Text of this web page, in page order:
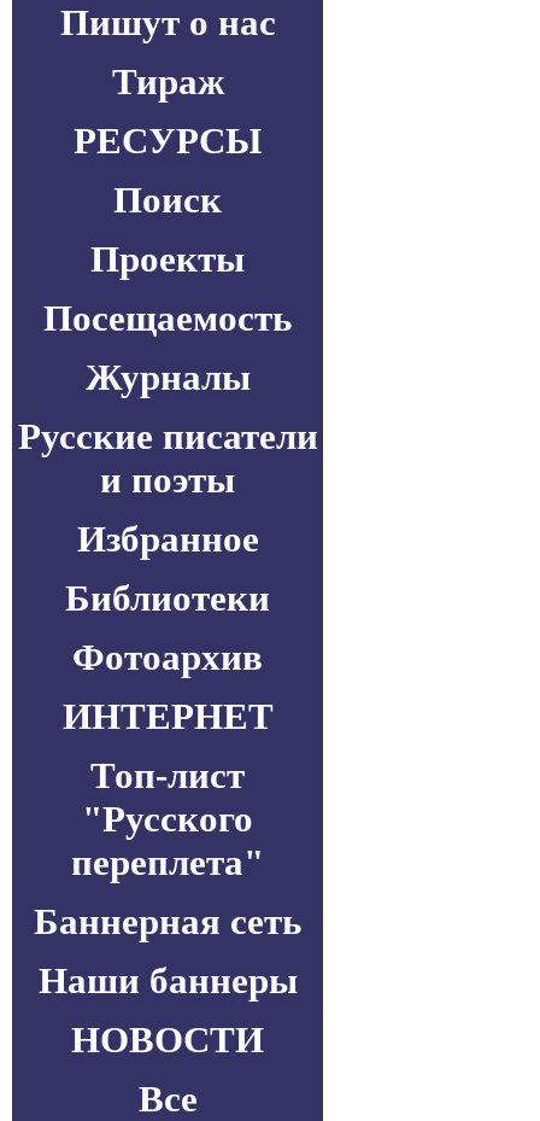
Пишут о нас
Тираж
РЕСУРСЫ
Поиск
Проекты
Посещаемость
Журналы
Русские писатели
и поэты
Избранное
Библиотеки
Фотоархив
ИНТЕРНЕТ
Топ-лист
"Русского
переплета"
Баннерная сеть
Наши баннеры
НОВОСТИ
Все